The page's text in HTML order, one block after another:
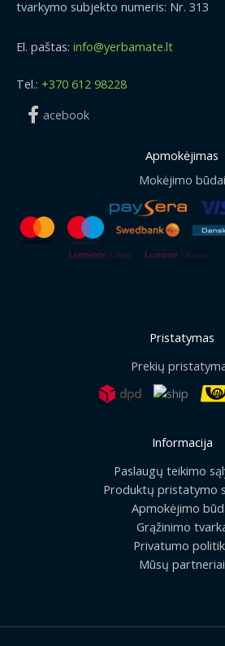
tvarkymo subjekto numeris: Nr. 313
El. paštas: info@yerbamate.lt
Tel.: +370 612 98228
acebook
Apmokėjimas
Mokėjimo būdai
Pristatymas
Prekių
Informacija
Paslaugų teikimo
Produktų pristatymo
Apmokėjimo
Grąžinimo
Privatumo
Mūsų partneriai